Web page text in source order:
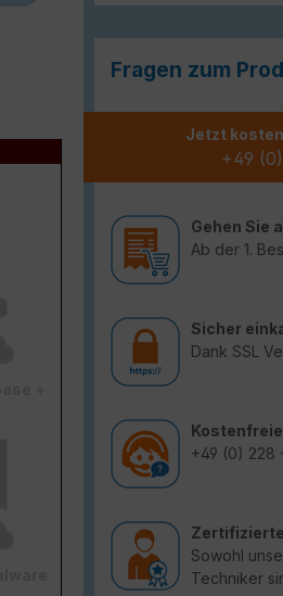
Fragen zum
Jetzt
+49
Gehen Sie
Ab der 1.
Sicher
Dank SSL
+49 (0) 228
Sowohl
Techniker